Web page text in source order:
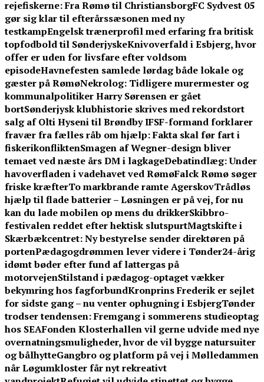
rejefiskerne: Fra Rømø til ChristiansborgFC Sydvest 05
gør sig klar til efterårssæsonen med ny
testkampEngelsk trænerprofil med erfaring fra britisk
topfodbold til SønderjyskeKnivoverfald i Esbjerg, hvor
offer er uden for livsfare efter voldsom
episodeHavnefesten samlede lørdag både lokale og
gæster på RømøNekrolog: Tidligere murermester og
kommunalpolitiker Harry Sørensen er gået
bortSønderjysk klubhistorie skrives med rekordstort
salg af Olti Hyseni til Brøndby IFSF-formand forklarer
fravær fra fælles råb om hjælp: Fakta skal før fart i
fiskerikonfliktenSmagen af Wegner-design bliver
temaet ved næste års DM i lagkageDebatindlæg: Under
havoverfladen i vadehavet ved RømøFalck Rømø søger
friske kræfterTo markbrande ramte AgerskovTrådløs
hjælp til flade batterier – Løsningen er på vej, for nu
kan du lade mobilen op mens du drikkerSkibbro-
festivalen reddet efter hektisk slutspurtMagtskifte i
Skærbækcentret: Ny bestyrelse sender direktøren på
portenPædagogdrømmen lever videre i Tønder24-årig
idømt bøder efter fund af lattergas på
motorvejenStilstand i pædagog-optaget vækker
bekymring hos fagforbundKronprins Frederik er sejlet
for sidste gang – nu venter ophugning i EsbjergTønder
trodser tendensen: Fremgang i sommerens studieoptag
hos SEAFonden Klosterhallen vil gerne udvide med nye
overnatningsmuligheder, hvor de vil bygge natursuiter
og bålhytteGangbro og platform på vej i Mølledammen
når Løgumkloster får nyt rekreativt